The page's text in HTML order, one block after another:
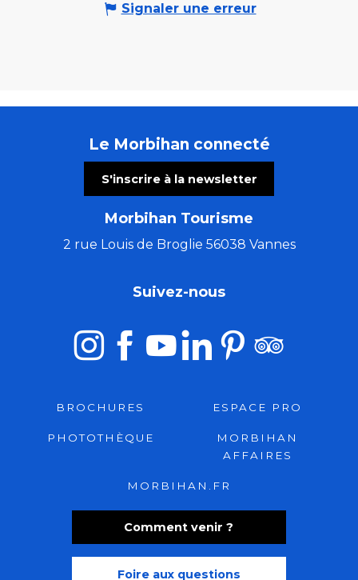
Signaler une erreur
Le Morbihan connecté
S'inscrire à la newsletter
Morbihan Tourisme
2 rue Louis de Broglie 56038 Vannes
Comment venir ?
Foire aux questions
Suivez-nous
BROCHURES ESPACE PRO
PHOTOTHÈQUE
MORBIHAN
AFFAIRES
MORBIHAN.FR